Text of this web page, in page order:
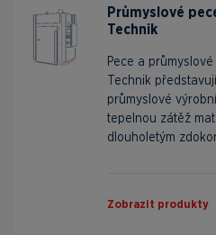
Průmyslové
Technik
Pece a
Technik
průmyslové
tepelnou zátěž
dlouholetým
Zobrazit produkty